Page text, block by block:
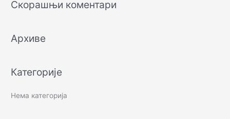
т
а
з
а
Скорашњи коментари
Архиве
Категорије
Нема категорија